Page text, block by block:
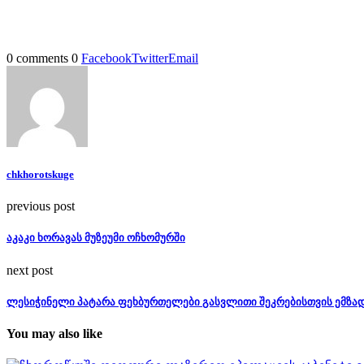
0 comments 0 FacebookTwitterEmail
chkhorotskuge
previous post
აკაკი ხორავას მუზეუმი ოჩხომურში
next post
ლესიჭინელი პატარა ფეხბურთელები გასვლითი შეკრებისთვის
You may also like